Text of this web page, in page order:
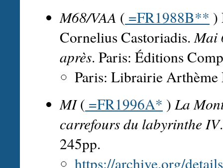
M68/VAA ( =FR1988B** )
Cornelius Castoriadis.Mai
après. Paris: Éditions
Paris: Librairie Arthème
MI( =FR1996A* )La
carrefours du labyrinthe IV
245pp.
https://archive.org/